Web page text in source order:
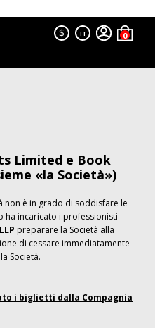
$ IT
Limited e Book
«la Società»)
non è in grado di soddisfare le
ha incaricato i professionisti
preparare la Società alla
di cessare immediatamente
Società.
i biglietti dalla Compagnia